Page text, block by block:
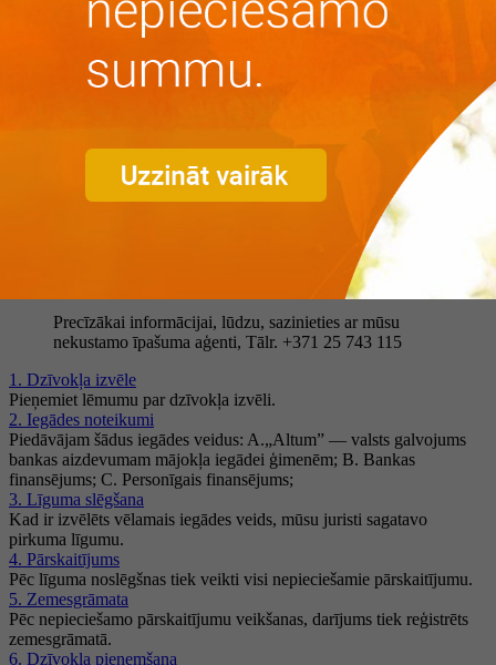
Piedāvājam dažādas iegādes iespējas
dzīvokļu pārdošana un pirkšana, pieaug darījumu skaits, it īpaši
jauno dzīvokļu segmentā. Meklējat kādu, kas pārdod dzīvokli?
pieprasīti, sniedzot iespēju iegādāties plašu ģimenes mājokli zaļā
Lai iegādātos sev vēlamo dzīvokli, varat
izvēlēties šādas iegādes iespējas:
B. Finansējums jaunajām ģimenēm "Altum";
Precīzākai informācijai, lūdzu, sazinieties ar mūsu
nekustamo īpašuma aģenti, Tālr. +371 25 743 115
1. Dzīvokļa izvēle
Pieņemiet lēmumu par dzīvokļa izvēli.
2. Iegādes noteikumi
Piedāvājam šādus iegādes veidus: A.„Altum” — valsts galvojums
bankas aizdevumam mājokļa iegādei ģimenēm; B. Bankas
finansējums; C. Personīgais finansējums;
3. Līguma slēgšana
Kad ir izvēlēts vēlamais iegādes veids, mūsu juristi sagatavo
pirkuma līgumu.
4. Pārskaitījums
Pēc līguma noslēgšnas tiek veikti visi nepieciešamie pārskaitījumu.
5. Zemesgrāmata
Pēc nepieciešamo pārskaitījumu veikšanas, darījums tiek reģistrēts
zemesgrāmatā.
6. Dzīvokļa pieņemšana